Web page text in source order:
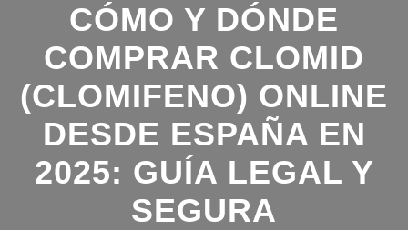
CÓMO Y DÓNDE
COMPRAR CLOMID
(CLOMIFENO) ONLINE
DESDE ESPAÑA EN
2025: GUÍA LEGAL Y
SEGURA